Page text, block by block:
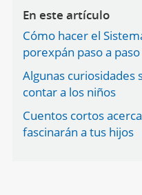
En este artículo
Cómo hacer el
porexpán paso a paso
Algunas curiosidades
contar a los niños
Cuentos cortos
fascinarán a tus hijos